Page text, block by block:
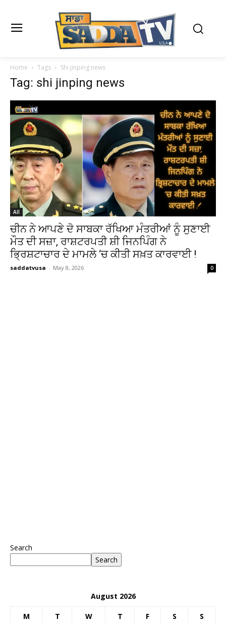
Home Tags Shi jinping news
Tag: shi jinping news
All
ਚੀਨ ਨੇ ਆਪਣੇ ਦੋ ਸਾਬਕਾ ਰੱਖਿਆ ਮੰਤਰੀਆਂ ਨੂੰ ਸੁਣਾਈ
ਮੌਤ ਦੀ ਸਜ਼ਾ, ਰਾਸ਼ਟਰਪਤੀ ਸ਼ੀ ਜਿਨਪਿੰਗ ਨੇ
ਭ੍ਰਿਸ਼ਟਾਚਾਰ ਦੇ ਮਾਮਲੇ ‘ਚ ਕੀਤੀ ਸਖ਼ਤ ਕਾਰਵਾਈ !
saddatvusa - May 8, 2026 0
Search
Search
August 2026
M T W T F S S